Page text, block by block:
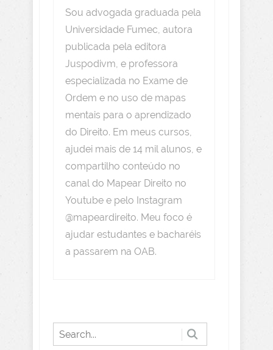
Sou advogada graduada pela
Universidade Fumec, autora
publicada pela editora
Juspodivm, e professora
especializada no Exame de
Ordem e no uso de mapas
mentais para o aprendizado
do Direito. Em meus cursos,
ajudei mais de 14 mil alunos, e
compartilho conteúdo no
canal do Mapear Direito no
Youtube e pelo Instagram
@mapeardireito. Meu foco é
ajudar estudantes e bacharéis
a passarem na OAB.